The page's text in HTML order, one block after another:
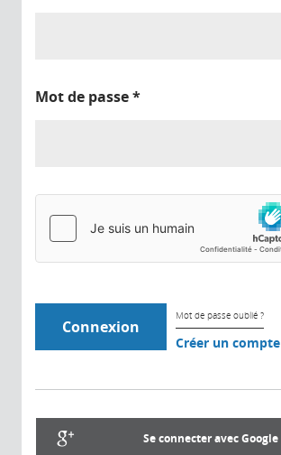
Mot de passe*
Mot de passe oublié ?
Créer un compte
Se connecter avec Google